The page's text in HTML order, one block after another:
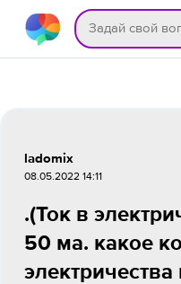
ladomix
08.05.2022 14:11
.(Ток в
50 ма. какое